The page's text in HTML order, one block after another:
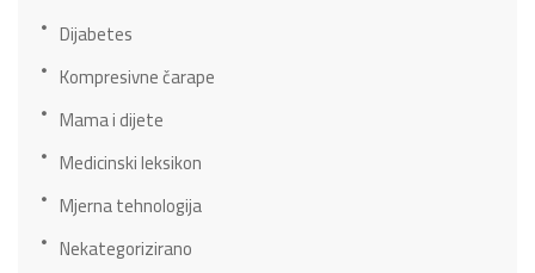
Dijabetes
Kompresivne čarape
Mama i dijete
Medicinski leksikon
Mjerna tehnologija
Nekategorizirano